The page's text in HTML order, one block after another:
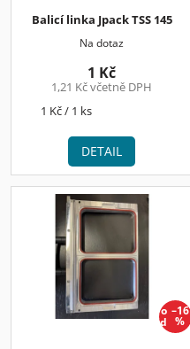
Balicí linka Jpack TSS 145
Na dotaz
1,21 Kč včetně DPH
1 Kč
Měrná
1 Kč / 1 ks
DETAIL
o
d
–16
%